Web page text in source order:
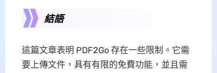
結語
這篇文章表明 PDF2Go 存在一些限制。它需
要上傳文件，具有有限的免費功能，並且需